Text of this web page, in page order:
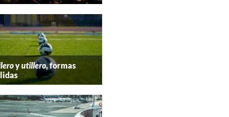
yutillero, formas